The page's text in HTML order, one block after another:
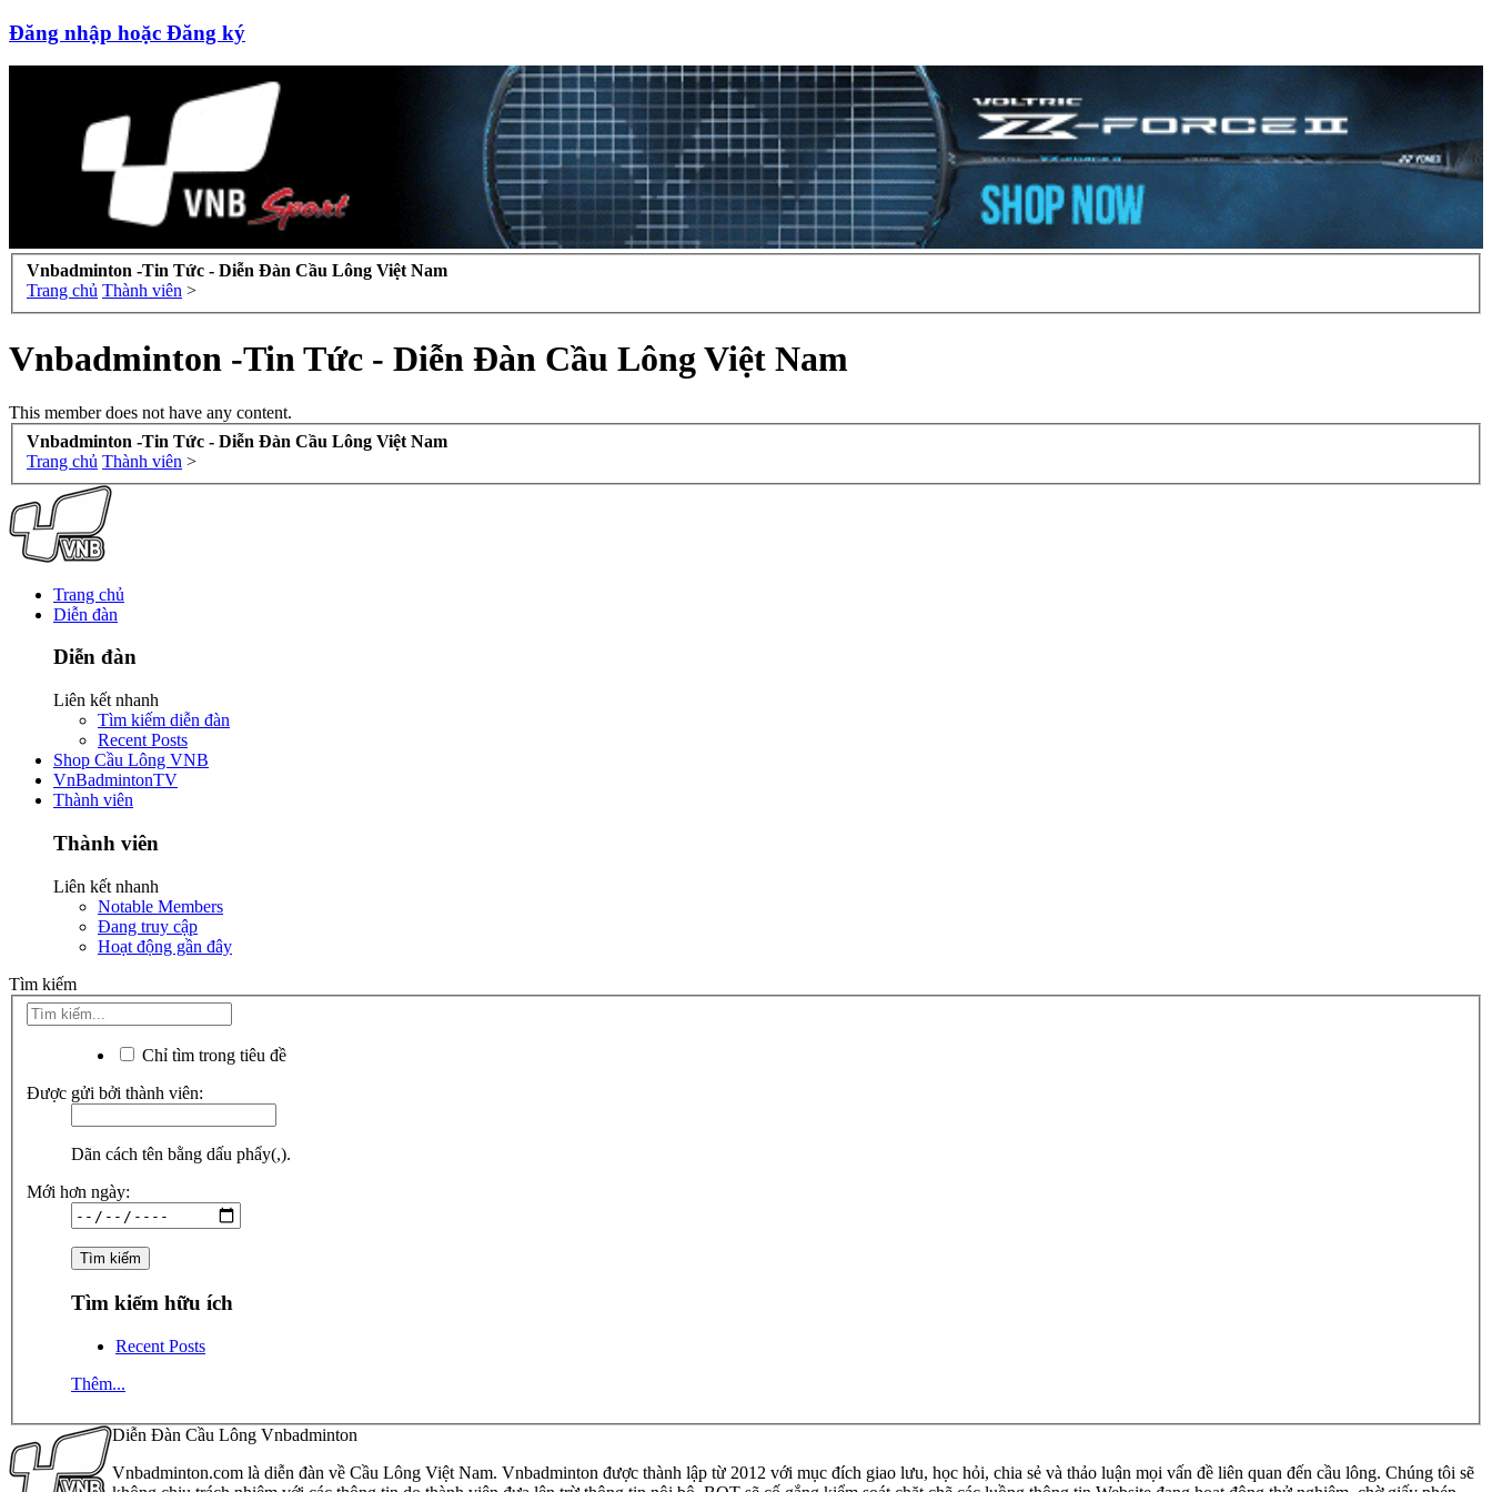
Đăng nhập hoặc Đăng ký
Vnbadminton -Tin Tức - Diễn Đàn Cầu Lông Việt Nam
Trang chủ Thành viên >
Vnbadminton -Tin Tức - Diễn Đàn Cầu Lông Việt Nam
This member does not have any content.
Vnbadminton -Tin Tức - Diễn Đàn Cầu Lông Việt Nam
Trang chủ Thành viên >
Trang chủ
Diễn đàn
Diễn đàn
Liên kết nhanh
Tìm kiếm diễn đàn
Recent Posts
Shop Cầu Lông VNB
VnBadmintonTV
Thành viên
Thành viên
Liên kết nhanh
Notable Members
Đang truy cập
Hoạt động gần đây
Tìm kiếm
Chỉ tìm trong tiêu đề
Được gửi bởi thành viên:
Dãn cách tên bằng dấu phẩy(,).
Mới hơn ngày:
Tìm kiếm hữu ích
Recent Posts
Thêm...
Diễn Đàn Cầu Lông Vnbadminton
Vnbadminton.com là diễn đàn về Cầu Lông Việt Nam. Vnbadminton được thành lập từ 2012 với mục đích giao lưu, học hỏi, chia sẻ và thảo luận mọi vấn đề liên quan đến cầu lông. Chúng tôi sẽ